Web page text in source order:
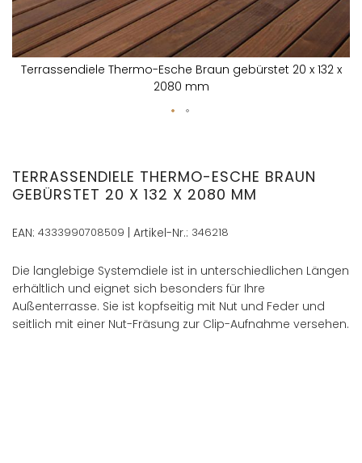
Terrassendiele Thermo-Esche Braun gebürstet 20 x 132 x
2080 mm
der
Bildergalerie
springen
TERRASSENDIELE THERMO-ESCHE BRAUN
GEBÜRSTET 20 X 132 X 2080 MM
EAN: 4333990708509 | Artikel-Nr.: 346218
Die langlebige Systemdiele ist in unterschiedlichen Längen
erhältlich und eignet sich besonders für Ihre
Außenterrasse. Sie ist kopfseitig mit Nut und Feder und
seitlich mit einer Nut-Fräsung zur Clip-Aufnahme versehen.